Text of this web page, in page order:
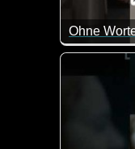
Ohne
Da kann